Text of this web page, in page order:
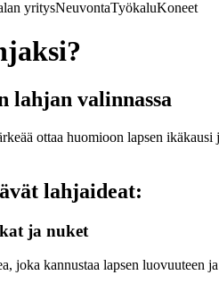
yritysNeuvontaTyökaluKoneet
lahjan valinnassa
ottaa huomioon lapsen
lahjaideat:
ja nuket
joka kannustaa lapsen